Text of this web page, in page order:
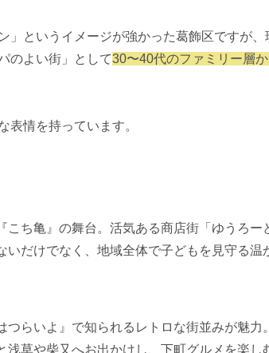
」というイメージが強かった葛飾区ですが、
のよい街」として30〜40代のファミリー層
表情を持っています。
こち亀』の舞台。活気ある商店街「ゆうろー
いだけでなく、地域全体で子どもを見守る温
つらいよ』で知られるレトロな街並みが魅力
浅草や柴又へお出かけし、下町グルメを楽し